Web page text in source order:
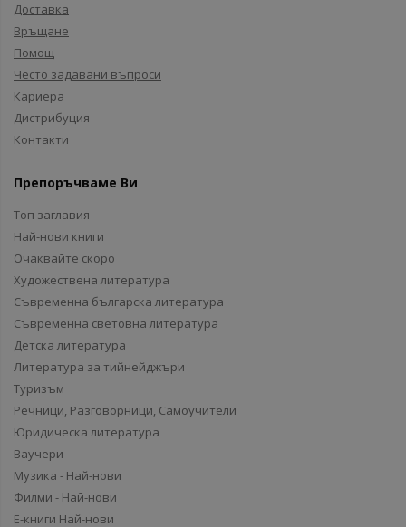
Доставка
Връщане
Помощ
Често задавани въпроси
Кариера
Дистрибуция
Контакти
Препоръчваме Ви
Топ заглавия
Най-нови книги
Очаквайте скоро
Художествена литература
Съвременна българска литература
Съвременна световна литература
Детска литература
Литература за тийнейджъри
Туризъм
Речници, Разговорници, Самоучители
Юридическа литература
Ваучери
Музика - Най-нови
Филми - Най-нови
Е-книги Най-нови